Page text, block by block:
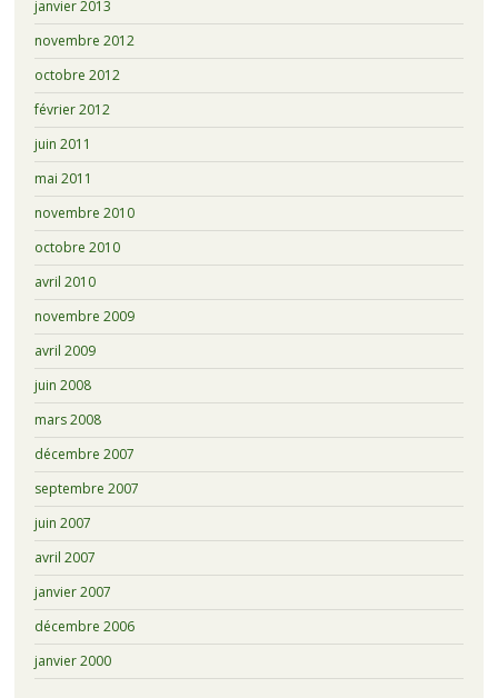
janvier 2013
novembre 2012
octobre 2012
février 2012
juin 2011
mai 2011
novembre 2010
octobre 2010
avril 2010
novembre 2009
avril 2009
juin 2008
mars 2008
décembre 2007
septembre 2007
juin 2007
avril 2007
janvier 2007
décembre 2006
janvier 2000